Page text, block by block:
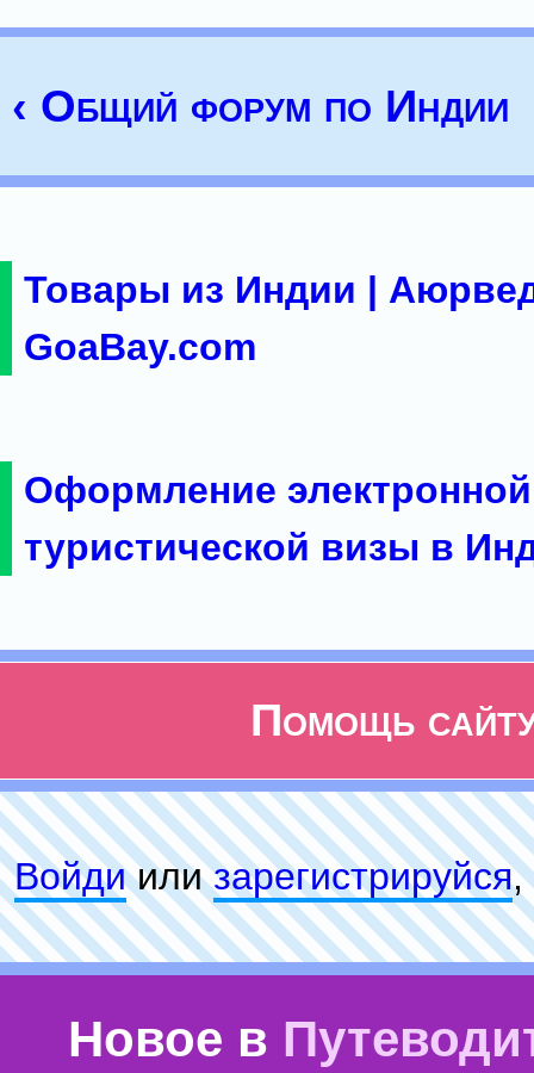
‹ Общий форум по Индии
Товары из Индии |
GoaBay.com
Оформление электронной
туристической визы в
Помощь
Войдиилизарeгиcтpируйся,
Новое в